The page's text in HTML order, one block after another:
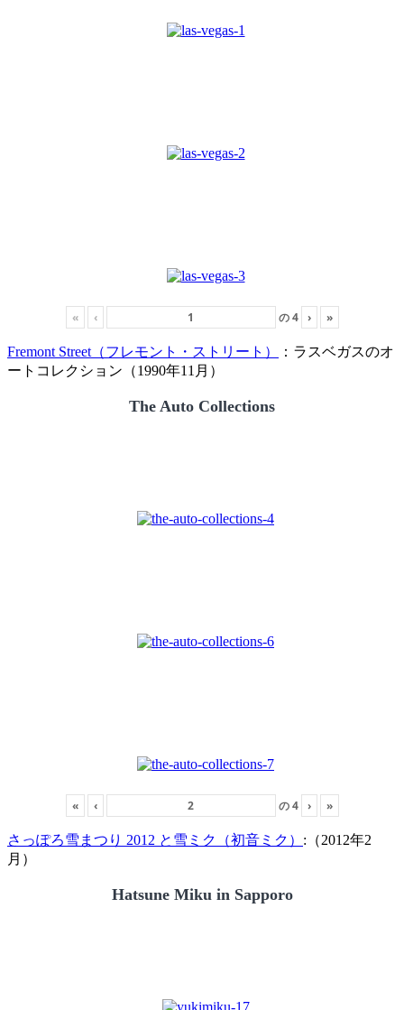
« ‹ の4 › »
Fremont Street（フレモント・ストリート）
：ラスベガスのオ
ートコレクション（1990年11月）
The Auto Collections
« ‹ の4 › »
さっぽろ雪まつり 2012 と雪ミク（初音ミク） :（2012年2
月）
Hatsune Miku in Sapporo